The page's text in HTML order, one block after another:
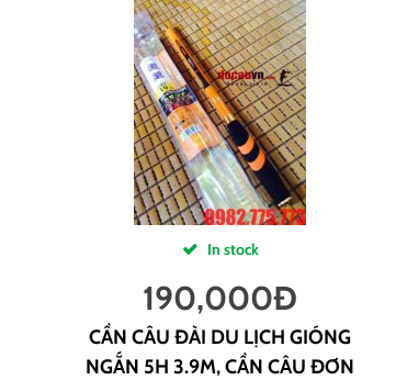
In stock
190,000Đ
CẦN CÂU ĐÀI DU LỊCH GIÓNG
NGẮN 5H 3.9M, CẦN CÂU ĐƠN